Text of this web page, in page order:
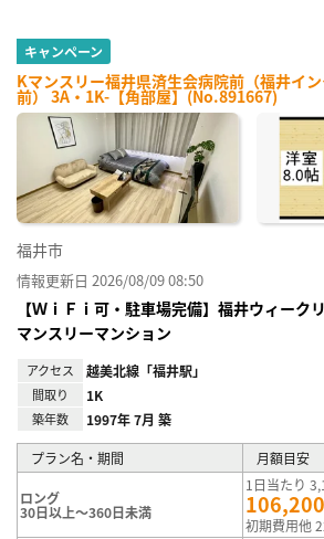
キャンペーン
Kマンスリー福井県済生会病院前（福井イ
前） 3A・1K-【角部屋】(No.891667)
福井市
情報更新日 2026/08/09 08:50
【ＷｉＦｉ可・駐車場完備】福井ウィーク
マンスリーマンション
アクセス 越美北線「福井駅」
間取り 1K
築年数
1997年 7月 築
プラン名・期間 月額目安
ロング
30日以上～360日未満
1日当たり
106,200
初期費用他